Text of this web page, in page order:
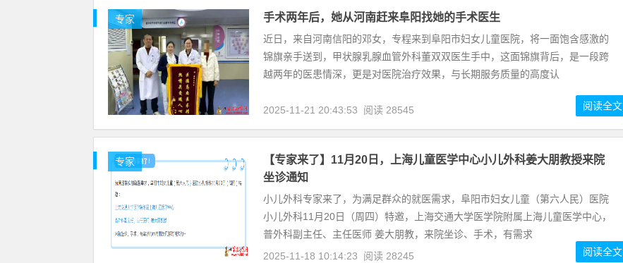
专家 手术两年后，她从河南赶来阜阳找她的手术医生
近日，来自河南信阳的邓女，专程来到阜阳市妇女儿童医院，将一面饱含感激的
锦旗亲手送到，甲状腺乳腺血管外科董双双医生手中，这面锦旗背后，是一段跨
越两年的医患情深，更是对医院治疗效果，与长期服务质量的高度认
2025-11-21 20:43:53 阅读 28545 阅读全文
专家
【专家来了】11月20日，上海儿童医学中心小儿外科姜大朋教授来院
坐诊通知
小儿外科专家来了，为满足群众的就医需求，阜阳市妇女儿童（第六人民）医院
小儿外科11月20日（周四）特邀，上海交通大学医学院附属上海儿童医学中心，
普外科副主任、主任医师 姜大朋教，来院坐诊、手术，有需求
2025-11-18 10:14:23
阅读 28245 阅读全文